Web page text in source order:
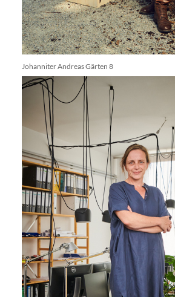
Johanniter Andreas Gärten 8